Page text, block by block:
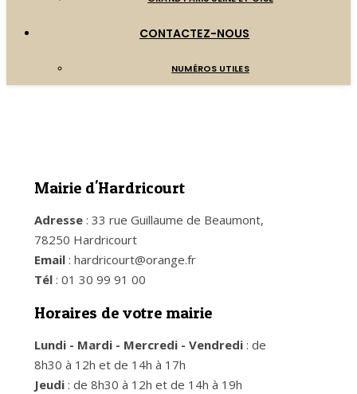
CONTACTEZ-NOUS
NUMÉROS UTILES
Mairie d'Hardricourt
Adresse : 33 rue Guillaume de Beaumont,
78250 Hardricourt
Email : hardricourt@orange.fr
Tél : 01 30 99 91 00
Horaires de votre mairie
Lundi - Mardi - Mercredi - Vendredi : de
8h30 à 12h et de 14h à 17h
Jeudi : de 8h30 à 12h et de 14h à 19h